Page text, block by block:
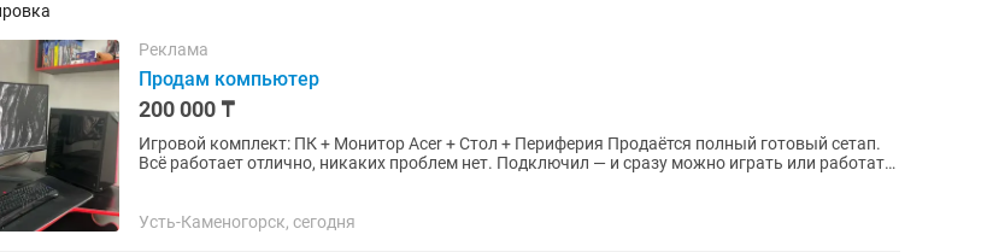
Реклама
Продам компьютер
200 000 ₸
Игровой комплект: ПК + Монитор Acer + Стол + Периферия Продаётся полный готовый сетап.
Всё работает отлично, никаких проблем нет. Подключил — и сразу можно играть или работать.
Усть-Каменогорск, сегодня